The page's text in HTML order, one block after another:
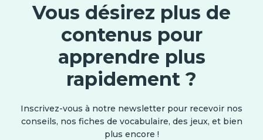
Vous désirez plus de
contenus pour
apprendre plus
rapidement ?
Inscrivez-vous à notre newsletter pour recevoir nos
conseils, nos fiches de vocabulaire, des jeux, et bien
plus encore !